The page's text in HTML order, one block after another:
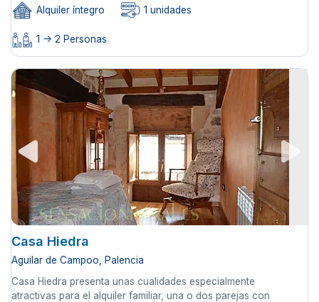
Alquiler íntegro 1 unidades
1 -> 2 Personas
Casa Hiedra
Aguilar de Campoo, Palencia
Casa Hiedra presenta unas cualidades especialmente
atractivas para el alquiler familiar, una o dos parejas con